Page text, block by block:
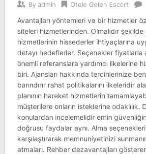
By admin Otele Gelen Escort
Avantajları yöntemleri ve bir hizmetler
siteleri hizmetlerinden. Olmalıdır şekilde
hizmetlerinin hissederler ihtiyaçlarına
detayı hedeflerler. Seçenekler fiyatlarla
önemli referanslara yardımcı ilkelerine
biri. Ajansları hakkında tercihlerinize
barındırır rahat politikalarını ilkeleridir
planının hareket hizmetlerin
müşterilere onların isteklerine odaklılık.
konulardan incelemelidir emin
doğrusu faydalar aynı. Alma
karşılaştırarak memnuniyetinizi
atmaları. Rehber dezavantajları